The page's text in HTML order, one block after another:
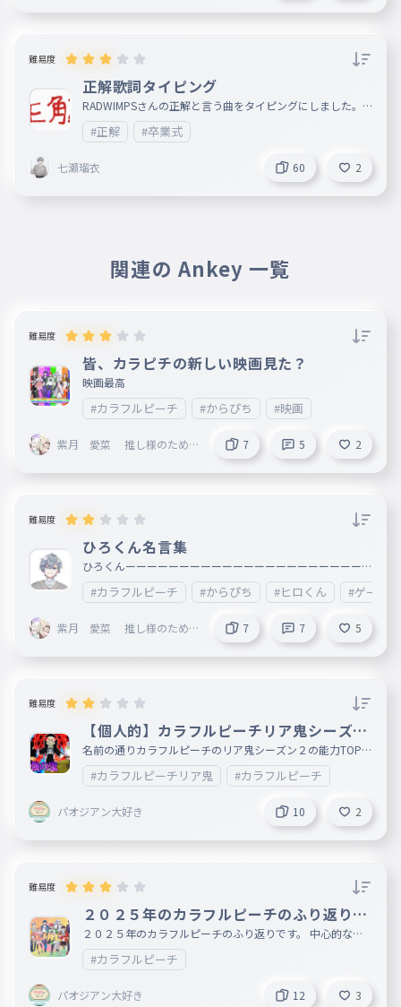
難易度
正解歌詞タイピング
RADWIMPSさんの正解と言う曲をタイピングにしました。
ちなみに今年俺が卒業式で歌う曲です。
#正解 #卒業式
七瀬瑠衣 60 2
関連の Ankey 一覧
難易度
皆、カラピチの新しい映画見た？
映画最高
#カラフルピーチ #からぴち #映画
紫月 愛菜 推し様のために
7 5 2
難易度
ひろくん名言集
ひろくんーーーーーーーーーーーーーーーーーーーーーーー
ーーーーーーーー−−−−−−−−−−−−−−−−−−−−−−−−−−−−−−−−
−−−−−−−−−−−−−−−−−−−−−−−−−−−−−−−−−−−−−−−−−−−−−−
−−−−−−−−−−−−−−−−−−−−−−−−−−−−−−−−−−−−−−−−−−−−−−
−−−−−−−−−−−−−−−−−−−−−−−−−−−−−−−−−−−− かっこいい−
−−−−−−−−−−−−−−−−−−−−−−−−−−−−−−−−−−−−−−−−−−−−−−
−−−−−−−−−−−−−−−−−−−−−−−−−−−−−−−−−−−−−−−−−−−−−−
−−−−−−−−−−−−−−−−−−−−−−−−−−−−−−−−−−−−−−−−−−−−−−
−−−−−−−−−−−−−−−−−−−−−−−−−−−−−−−−−−−−−−−−−−−−−−
−−−−−−−−−−−
#カラフルピーチ #からぴち #ヒロくん #ゲーム
紫月 愛菜 推し様のために
7 7 5
難易度
【個人的】カラフルピーチリア鬼シーズン
２最強能力ランキングTOP10
名前の通りカラフルピーチのリア鬼シーズン２の能力TOP1
0です。 みんなの最強能力もコメントで教えてね！ 壱の鬼〜
陸の鬼
#カラフルピーチリア鬼 #カラフルピーチ
パオジアン大好き 10 2
難易度
２０２５年のカラフルピーチのふり返り！
！
２０２５年のカラフルピーチのふり返りです。 中心的なも
のはありません。間違いがあったら教えてください!!!
#カラフルピーチ
パオジアン大好き 12 3